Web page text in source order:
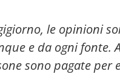
le opinioni
e da ogni fonte.
sono pagate per